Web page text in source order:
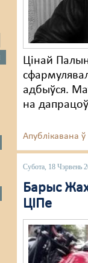
Цінай
адбыўся.
на
Апублікавана ў
Субота, 18 Чэрвень
Барыс
ЦІПе